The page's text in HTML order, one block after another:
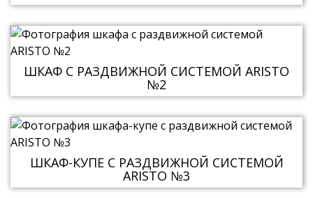
ШКАФ С РАЗДВИЖНОЙ СИСТЕМОЙ ARISTO
№2
ШКАФ-КУПЕ С РАЗДВИЖНОЙ СИСТЕМОЙ
ARISTO №3